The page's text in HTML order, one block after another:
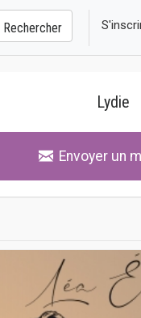
Rechercher
Lydie
Envoyer un